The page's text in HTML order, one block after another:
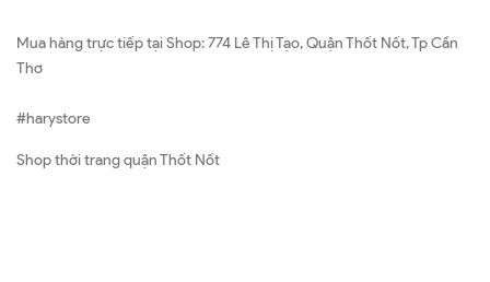
Mua hàng trực tiếp tại Shop: 774 Lê Thị Tạo, Quận Thốt Nốt, Tp Cần
Thơ
#harystore
Shop thời trang quận Thốt Nốt